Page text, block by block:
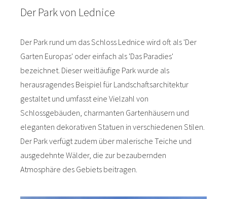
Der Park von Lednice
Der Park rund um das Schloss Lednice wird oft als 'Der
Garten Europas' oder einfach als 'Das Paradies'
bezeichnet. Dieser weitläufige Park wurde als
herausragendes Beispiel für Landschaftsarchitektur
gestaltet und umfasst eine Vielzahl von
Schlossgebäuden, charmanten Gartenhäusern und
eleganten dekorativen Statuen in verschiedenen Stilen.
Der Park verfügt zudem über malerische Teiche und
ausgedehnte Wälder, die zur bezaubernden
Atmosphäre des Gebiets beitragen.